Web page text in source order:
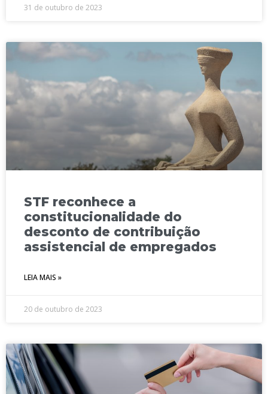
31 de outubro de 2023
STF reconhece a
constitucionalidade do
desconto de contribuição
assistencial de empregados
LEIA MAIS »
20 de outubro de 2023